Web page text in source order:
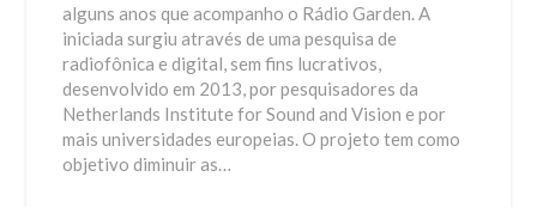
alguns anos que acompanho o Rádio Garden. A
iniciada surgiu através de uma pesquisa de
radiofônica e digital, sem fins lucrativos,
desenvolvido em 2013, por pesquisadores da
Netherlands Institute for Sound and Vision e por
mais universidades europeias. O projeto tem como
objetivo diminuir as…